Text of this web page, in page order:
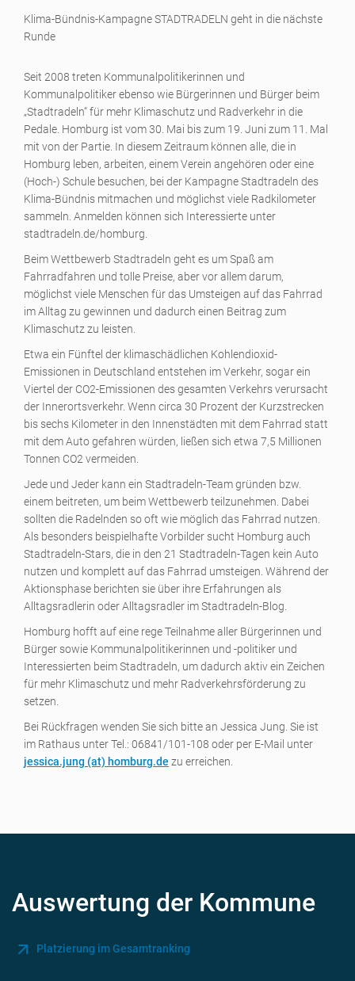
Klima-Bündnis-Kampagne STADTRADELN geht in die nächste
Runde
Seit 2008 treten Kommunalpolitikerinnen und
Kommunalpolitiker ebenso wie Bürgerinnen und Bürger beim
„Stadtradeln“ für mehr Klimaschutz und Radverkehr in die
Pedale. Homburg ist vom 30. Mai bis zum 19. Juni zum 11. Mal
mit von der Partie. In diesem Zeitraum können alle, die in
Homburg leben, arbeiten, einem Verein angehören oder eine
(Hoch-) Schule besuchen, bei der Kampagne Stadtradeln des
Klima-Bündnis mitmachen und möglichst viele Radkilometer
sammeln. Anmelden können sich Interessierte unter
stadtradeln.de/homburg.
Beim Wettbewerb Stadtradeln geht es um Spaß am
Fahrradfahren und tolle Preise, aber vor allem darum,
möglichst viele Menschen für das Umsteigen auf das Fahrrad
im Alltag zu gewinnen und dadurch einen Beitrag zum
Klimaschutz zu leisten.
Etwa ein Fünftel der klimaschädlichen Kohlendioxid-
Emissionen in Deutschland entstehen im Verkehr, sogar ein
Viertel der CO2-Emissionen des gesamten Verkehrs verursacht
der Innerortsverkehr. Wenn circa 30 Prozent der Kurzstrecken
bis sechs Kilometer in den Innenstädten mit dem Fahrrad statt
mit dem Auto gefahren würden, ließen sich etwa 7,5 Millionen
Tonnen CO2 vermeiden.
Jede und Jeder kann ein Stadtradeln-Team gründen bzw.
einem beitreten, um beim Wettbewerb teilzunehmen. Dabei
sollten die Radelnden so oft wie möglich das Fahrrad nutzen.
Als besonders beispielhafte Vorbilder sucht Homburg auch
Stadtradeln-Stars, die in den 21 Stadtradeln-Tagen kein Auto
nutzen und komplett auf das Fahrrad umsteigen. Während der
Aktionsphase berichten sie über ihre Erfahrungen als
Alltagsradlerin oder Alltagsradler im Stadtradeln-Blog.
Homburg hofft auf eine rege Teilnahme aller Bürgerinnen und
Bürger sowie Kommunalpolitikerinnen und -politiker und
Interessierten beim Stadtradeln, um dadurch aktiv ein Zeichen
für mehr Klimaschutz und mehr Radverkehrsförderung zu
setzen.
Bei Rückfragen wenden Sie sich bitte an Jessica Jung. Sie ist
im Rathaus unter Tel.: 06841/101-108 oder per E-Mail unter
jessica.jung (at) homburg.de zu erreichen.
Auswertung der Kommune
Platzierung im Gesamtranking